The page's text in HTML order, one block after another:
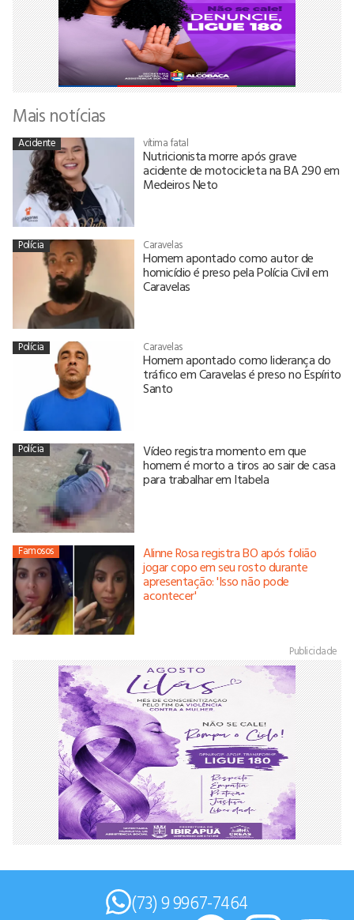
Mais notícias
Acidente vítima fatal
Nutricionista morre após grave
acidente de motocicleta na BA 290 em
Medeiros Neto
Polícia Caravelas
Homem apontado como autor de
homicídio é preso pela Polícia Civil em
Caravelas
Polícia Caravelas
Homem apontado como liderança do
tráfico em Caravelas é preso no Espírito
Santo
Polícia Vídeo registra momento em que
homem é morto a tiros ao sair de casa
para trabalhar em Itabela
Famosos Alinne Rosa registra BO após folião
jogar copo em seu rosto durante
apresentação: 'Isso não pode
acontecer'
Publicidade
(73) 9 9967-7464